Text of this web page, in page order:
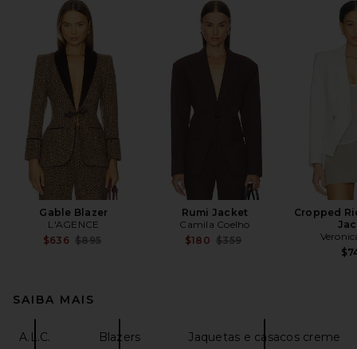
Gable Blazer
L'AGENCE
$636 Previous price:
$895
Rumi Jacket
Camila Coelho
$180 Previous price:
$359
Cropped
SAIBA MAIS
A.L.C. Blazers Jaquetas e casacos creme